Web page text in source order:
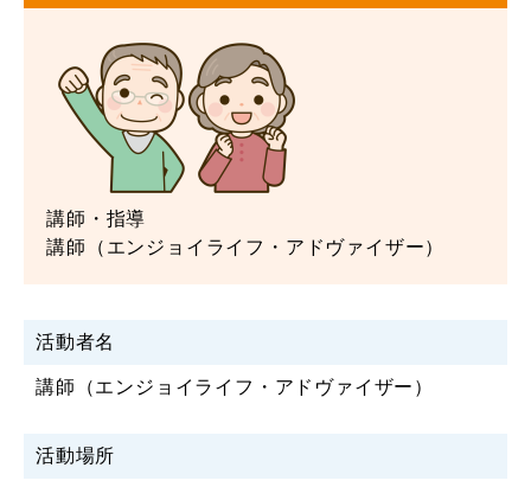
講師・指導
講師（エンジョイライフ・アドヴァイザー）
活動者名
講師（エンジョイライフ・アドヴァイザー）
活動場所